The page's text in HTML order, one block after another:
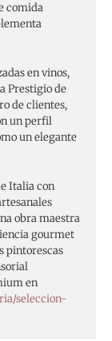
comida
en vinos,
Prestigio de
de clientes,
un perfil
un elegante
Italia con
obra maestra
gourmet
pintorescas
en
seleccion-